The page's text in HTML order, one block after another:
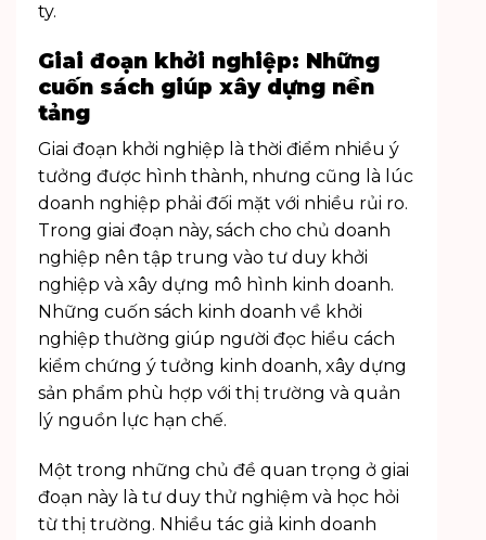
ty.
Giai đoạn khởi nghiệp: Những
cuốn sách giúp xây dựng nền
tảng
Giai đoạn khởi nghiệp là thời điểm nhiều ý
tưởng được hình thành, nhưng cũng là lúc
doanh nghiệp phải đối mặt với nhiều rủi ro.
Trong giai đoạn này, sách cho chủ doanh
nghiệp nên tập trung vào tư duy khởi
nghiệp và xây dựng mô hình kinh doanh.
Những cuốn sách kinh doanh về khởi
nghiệp thường giúp người đọc hiểu cách
kiểm chứng ý tưởng kinh doanh, xây dựng
sản phẩm phù hợp với thị trường và quản
lý nguồn lực hạn chế.
Một trong những chủ đề quan trọng ở giai
đoạn này là tư duy thử nghiệm và học hỏi
từ thị trường. Nhiều tác giả kinh doanh